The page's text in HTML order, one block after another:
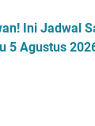
Ini Jadwal
5 Agustus